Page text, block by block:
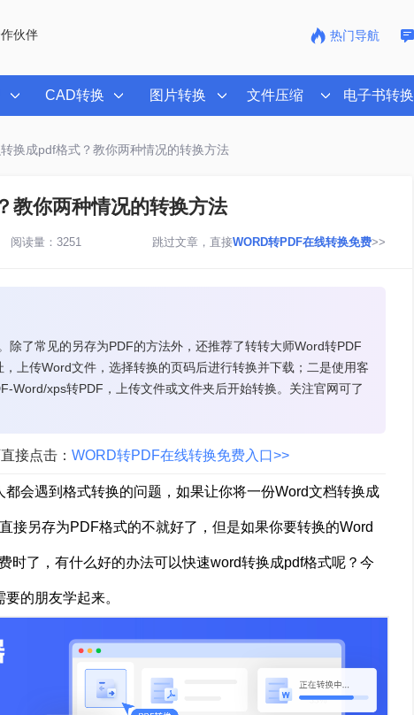
伙伴 热门导航
CAD转换 图片转换 文件压缩 电子书转换
换成pdf格式？教你两种情况的转换方法
教你两种情况的转换方法
阅读量：3251 跳过文章，直接WORD转PDF在线转换免费>>
除了常见的另存为PDF的方法外，还推荐了转转大师Word转PDF
上传Word文件，选择转换的页码后进行转换并下载；二是使用客
Word/xps转PDF，上传文件或文件夹后开始转换。关注官网可了
接点击： WORD转PDF在线转换免费入口>>
会遇到格式转换的问题，如果让你将一份Word文档转换成
接另存为PDF格式的不就好了，但是如果你要转换的Word
时了，有什么好的办法可以快速word转换成pdf格式呢？今
的朋友学起来。